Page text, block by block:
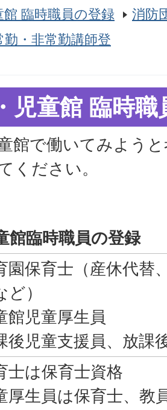
館 臨時職員の登録
消防
・非常勤講師登
児童館 臨時職
館で働いてみよう
ください。
館臨時職員の登録
園保育士（産休代替
ど）
館児童厚生員
後児童支援員、放課
士は保育士資格
厚生員は保育士、教